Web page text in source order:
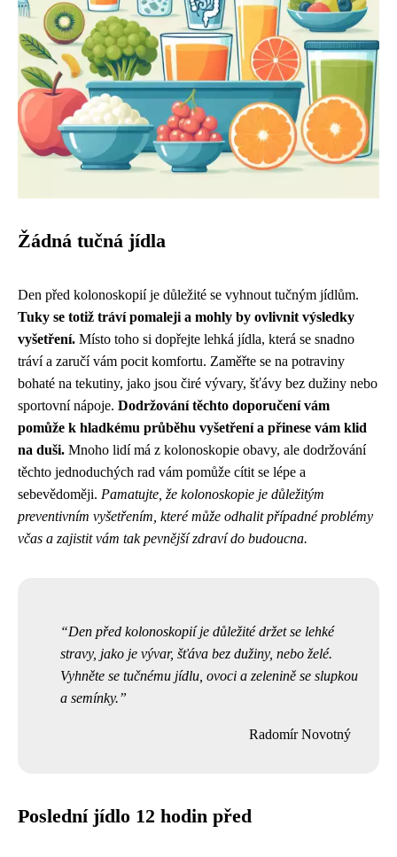
Žádná tučná jídla
Den před kolonoskopií je důležité se vyhnout tučným jídlům.
Tuky se totiž tráví pomaleji a mohly by ovlivnit výsledky
vyšetření. Místo toho si dopřejte lehká jídla, která se snadno
tráví a zaručí vám pocit komfortu. Zaměřte se na potraviny
bohaté na tekutiny, jako jsou čiré vývary, šťávy bez dužiny nebo
sportovní nápoje. Dodržování těchto doporučení vám
pomůže k hladkému průběhu vyšetření a přinese vám klid
na duši. Mnoho lidí má z kolonoskopie obavy, ale dodržování
těchto jednoduchých rad vám pomůže cítit se lépe a
sebevědoměji. Pamatujte, že kolonoskopie je důležitým
preventivním vyšetřením, které může odhalit případné problémy
včas a zajistit vám tak pevnější zdraví do budoucna.
Den před kolonoskopií je důležité držet se lehké
stravy, jako je vývar, šťáva bez dužiny, nebo želé.
Vyhněte se tučnému jídlu, ovoci a zelenině se slupkou
a semínky.
Radomír Novotný
Poslední jídlo 12 hodin před